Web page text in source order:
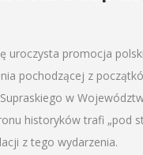
uroczysta promocja
pochodzącej z
w
historyków trafi „pod
z tego wydarzenia.